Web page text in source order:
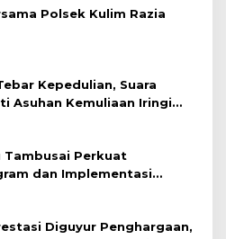
Polsek Kulim Razia
Kepedulian, Suara
Asuhan Kemuliaan Iringi
Tambusai Perkuat
dan Implementasi
Diguyur Penghargaan,